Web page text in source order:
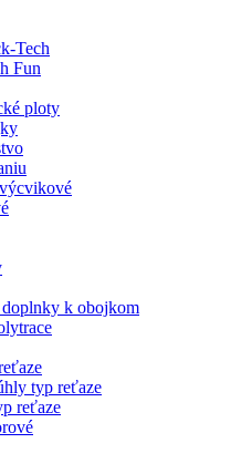
Tech
Fun
ploty
k obojkom
typ reťaze
reťaze